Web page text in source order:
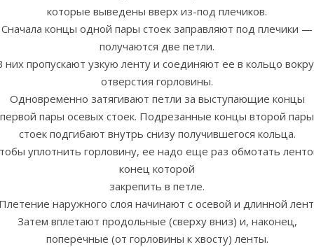
которые выведены вверх из-под плечиков.
Сначала концы одной пары стоек заправляют под плечики —
получаются две петли.
них пропускают узкую ленту и соединяют ее в кольцо
отверстия горловины.
Одновременно затягивают петли за выступающие концы
первой пары осевых стоек. Подрезанные концы второй пары
стоек подгибают внутрь снизу получившегося кольца.
уплотнить горловину, ее надо еще раз обмотать
конец которой
закрепить в петле.
наружного слоя начинают с осевой и длинной
Затем вплетают продольные (сверху вниз) и, наконец,
поперечные (от горловины к хвосту) ленты.